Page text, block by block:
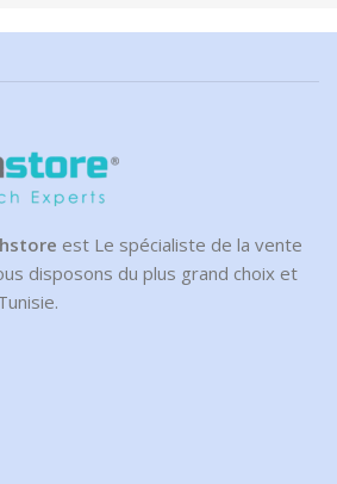
est Le spécialiste de la vente
disposons du plus grand choix et